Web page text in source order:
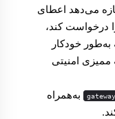
می‌دهد اعطای
درخواست کند،
خودکار
ممیزی امنیتی
به‌همراه